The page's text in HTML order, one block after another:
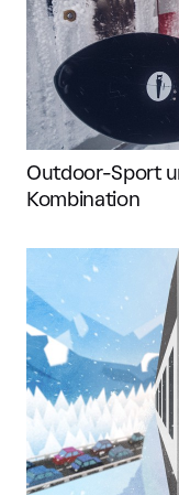
Outdoor-Sport
Kombination